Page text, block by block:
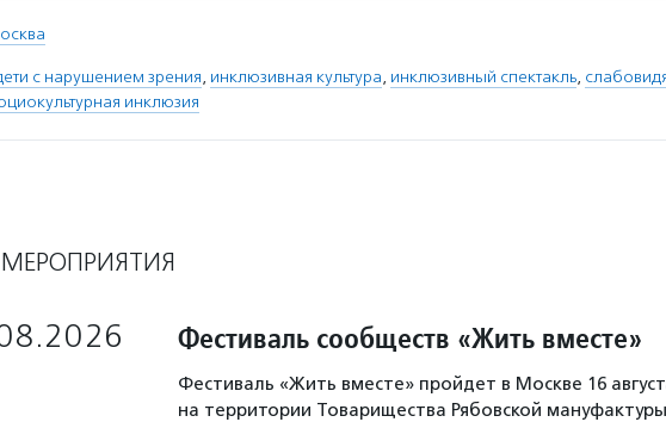
с нарушением зрения, инклюзивная культура, инклюзивный спектакль,
инклюзия
Фестиваль сообществ «Жить вместе»
Фестиваль «Жить вместе» пройдет в Москве 16
на территории Товарищества Рябовской